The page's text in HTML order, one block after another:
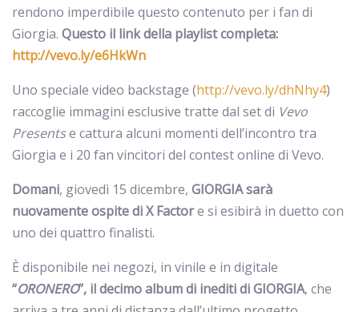
rendono imperdibile questo contenuto per i fan di
Giorgia. Questo il link della playlist completa:
http://vevo.ly/e6HkWn
Uno speciale video backstage (http://vevo.ly/dhNhy4)
raccoglie immagini esclusive tratte dal set di Vevo
Presentse cattura alcuni momenti dell’incontro tra
Giorgia e i 20 fan vincitori del contest online di Vevo.
Domani, giovedì 15 dicembre, GIORGIA sarà
nuovamente ospite di X Factore si esibirà in duetto con
uno dei quattro finalisti.
È disponibile nei negozi, in vinile e in digitale
“ORONERO”, il decimo album di inediti di GIORGIA, che